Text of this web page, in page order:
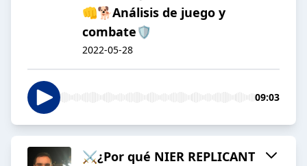
👊🐕Análisis de juego y
combate🛡️
2022-05-28
09:03
⚔️¿Por qué NIER REPLICANT